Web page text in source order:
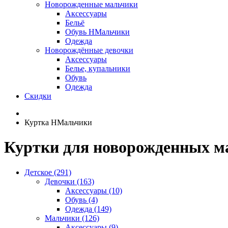
Новорожденные мальчики
Аксессуары
Бельё
Обувь НМальчики
Одежда
Новорождённые девочки
Аксессуары
Белье, купальники
Обувь
Одежда
Скидки
Куртка НМальчики
Куртки для новорожденных
Детское (291)
Девочки (163)
Аксессуары (10)
Обувь (4)
Одежда (149)
Мальчики (126)